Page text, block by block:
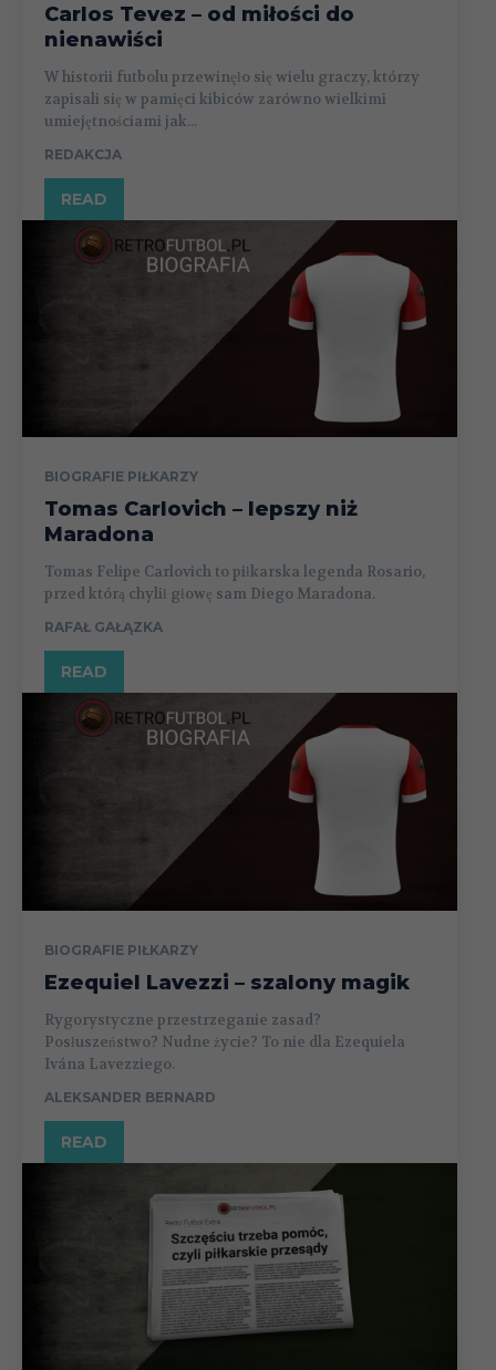
Carlos Tevez – od miłości do
nienawiści
W historii futbolu przewinęło się wielu graczy, którzy
zapisali się w pamięci kibiców zarówno wielkimi
umiejętnościami jak...
REDAKCJA
READ
BIOGRAFIE PIŁKARZY
Tomas Carlovich – lepszy niż
Maradona
Tomas Felipe Carlovich to piłkarska legenda Rosario,
przed którą chylił głowę sam Diego Maradona.
RAFAŁ GAŁĄZKA
READ
BIOGRAFIE PIŁKARZY
Ezequiel Lavezzi – szalony magik
Rygorystyczne przestrzeganie zasad?
Posłuszeństwo? Nudne życie? To nie dla Ezequiela
Ivána Lavezziego.
ALEKSANDER BERNARD
READ